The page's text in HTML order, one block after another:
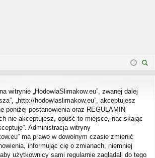
witrynie „HodowlaSlimakow.eu”, zwanej dalej
„http://hodowlaslimakow.eu”, akceptujesz
poniżej postanowienia oraz REGULAMIN
nie akceptujesz, opuść to miejsce, naciskając
Administracja witryny
ma prawo w dowolnym czasie zmienić
informując cię o zmianach, niemniej
użytkownicy sami regularnie zaglądali do tego